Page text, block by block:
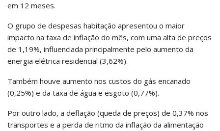
em 12 meses.
O grupo de despesas habitação apresentou o maior
impacto na taxa de inflação do mês, com uma alta de preços
de 1,19%, influenciada principalmente pelo aumento da
energia elétrica residencial (3,62%).
Também houve aumento nos custos do gás encanado
(0,25%) e da taxa de água e esgoto (0,77%).
Por outro lado, a deflação (queda de preços) de 0,37% nos
transportes e a perda de ritmo da inflação da alimentação